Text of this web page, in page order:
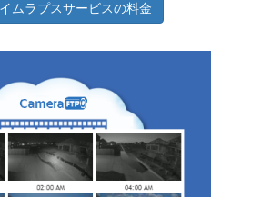
ムラプスサービスの料金